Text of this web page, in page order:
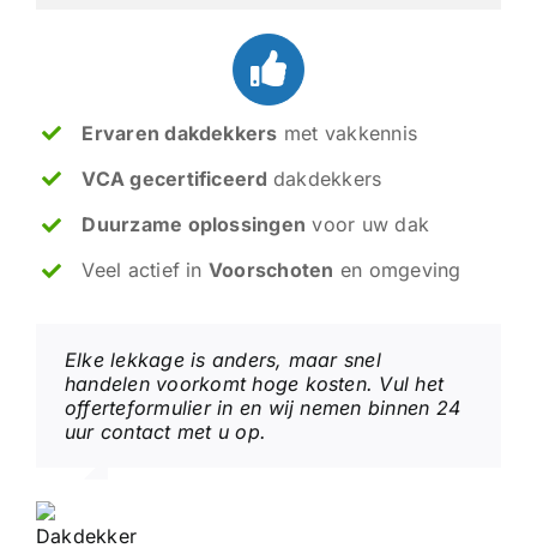
Ervaren dakdekkers met vakkennis
VCA gecertificeerd dakdekkers
Duurzame oplossingen voor uw dak
Veel actief in Voorschoten en omgeving
Elke lekkage is anders, maar snel
handelen voorkomt hoge kosten. Vul het
offerteformulier in en wij nemen binnen 24
uur contact met u op.